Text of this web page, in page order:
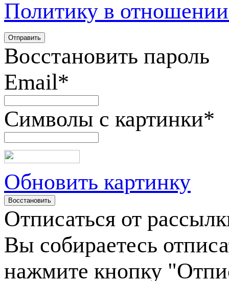
Политику в
Восстановить пароль
Email*
Символы с картинки*
Обновить картинку
Отписаться от
Вы собираетесь
нажмите кнопку